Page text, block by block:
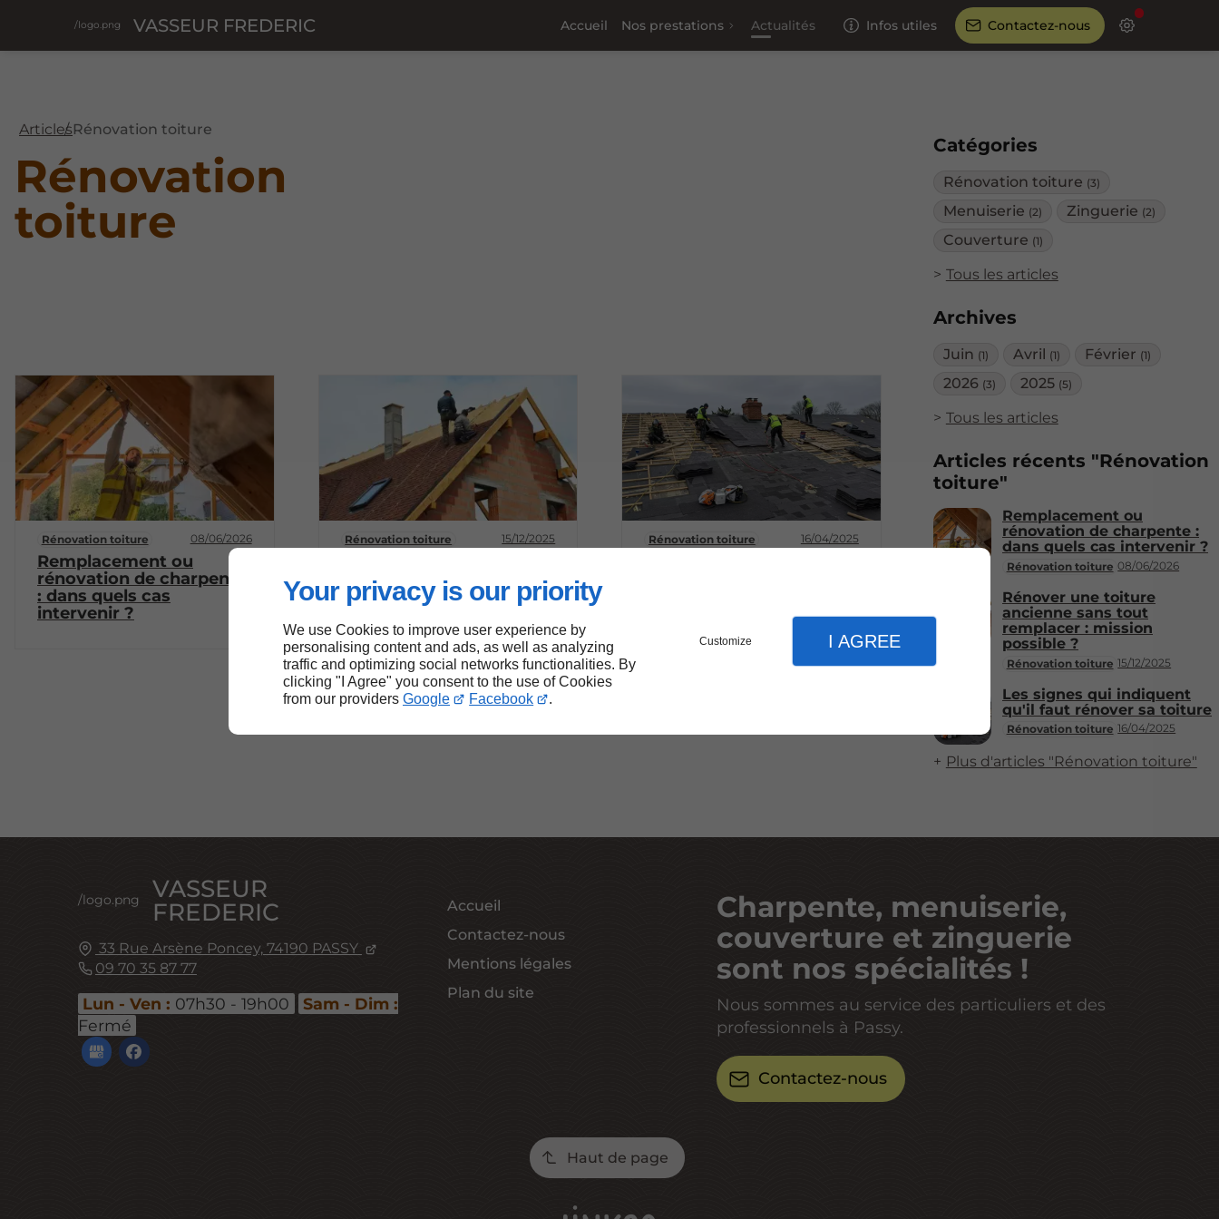
Your privacy is our priority
We use Cookies to improve user experience by
personalising content and ads, as well as analyzing
traffic and optimizing social networks functionalities. By
clicking "I Agree" you consent to the use of Cookies
from our providers Google Facebook .
Customize I AGREE
/logo.png VASSEUR FREDERIC Accueil Nos prestations Actualités Infos utiles Contactez-nous
Catégories
Rénovation toiture (3)
Menuiserie (2) Zinguerie (2)
Couverture (1)
Tous les articles
Archives
Juin (1) Avril (1) Février (1)
2026 (3) 2025 (5)
Tous les articles
Articles récents "Rénovation
toiture"
Rénovation toiture 08/06/2026
Remplacement ou
rénovation de charpente :
dans quels cas intervenir ?
Rénovation toiture 15/12/2025
Rénover une toiture
ancienne sans tout
remplacer : mission
possible ?
Rénovation toiture 16/04/2025
Les signes qui indiquent
qu'il faut rénover sa toiture
Plus d'articles "Rénovation toiture"
ArticlesRénovation toiture
Rénovation
toiture
Rénovation toiture 08/06/2026
Remplacement ou
rénovation de charpente
: dans quels cas
intervenir ?
Rénovation toiture 15/12/2025
ancienne sans tout
remplacer : mission
Rénovation toiture 16/04/2025
/logo.png
VASSEUR
FREDERIC
33 Rue Arsène Poncey, 74190 PASSY
09 70 35 87 77
Lun - Ven : 07h30 - 19h00
Sam - Dim :
Fermé
Accueil
Contactez-nous
Mentions légales
Plan du site
Charpente, menuiserie,
couverture et zinguerie
sont nos spécialités !
Nous sommes au service des particuliers et des
professionnels à Passy.
Contactez-nous
Haut de page